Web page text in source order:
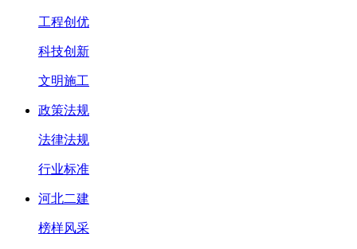
工程创优
科技创新
文明施工
政策法规
法律法规
行业标准
河北二建
榜样风采